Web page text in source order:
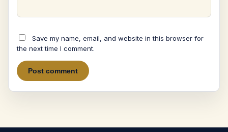
Save my name, email, and website in this browser for
the next time I comment.